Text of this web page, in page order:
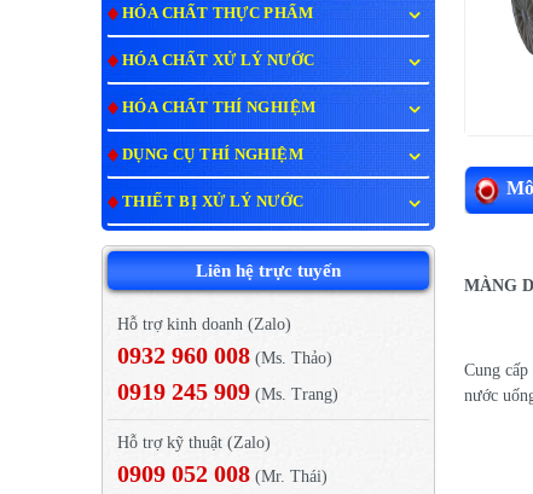
HÓA CHẤT THỰC PHẨM
HÓA CHẤT XỬ LÝ NƯỚC
HÓA CHẤT THÍ NGHIỆM
DỤNG CỤ THÍ NGHIỆM
THIẾT BỊ XỬ LÝ NƯỚC
Liên hệ trực tuyến
Hỗ trợ kinh doanh (Zalo)
0932 960 008 (Ms. Thảo)
0919 245 909 (Ms. Trang)
Hỗ trợ kỹ thuật (Zalo)
0909 052 008 (Mr. Thái)
MÀNG
Cung
nước